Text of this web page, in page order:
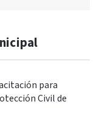
para
Civil de